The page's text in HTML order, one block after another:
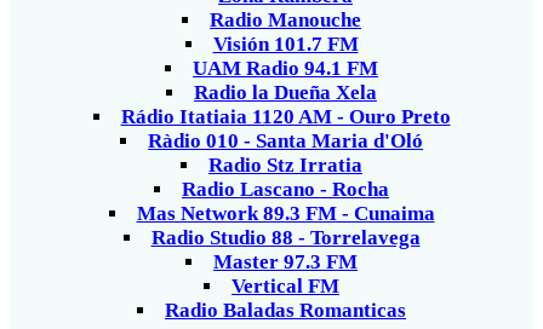
Radio Manouche
Visión 101.7 FM
UAM Radio 94.1 FM
Radio la Dueña Xela
Rádio Itatiaia 1120 AM - Ouro Preto
Ràdio 010 - Santa Maria d'Oló
Radio Stz Irratia
Radio Lascano - Rocha
Mas Network 89.3 FM - Cunaima
Radio Studio 88 - Torrelavega
Master 97.3 FM
Vertical FM
Radio Baladas Romanticas